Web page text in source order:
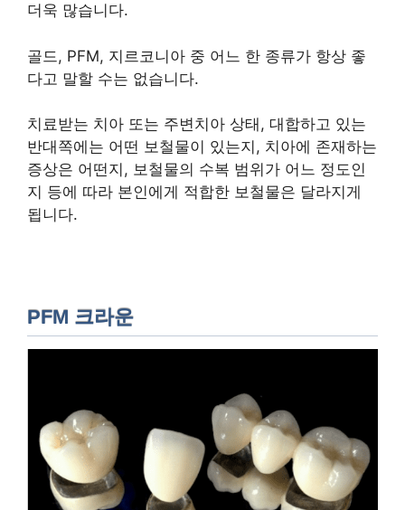
더욱 많습니다.
골드, PFM, 지르코니아 중 어느 한 종류가 항상 좋
다고 말할 수는 없습니다.
치료받는 치아 또는 주변치아 상태, 대합하고 있는
반대쪽에는 어떤 보철물이 있는지, 치아에 존재하는
증상은 어떤지, 보철물의 수복 범위가 어느 정도인
지 등에 따라 본인에게 적합한 보철물은 달라지게
됩니다.
PFM 크라운